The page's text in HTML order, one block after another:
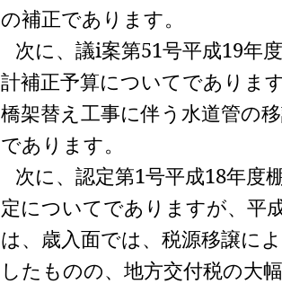
の補正であります。
次に、議i案第51号平成19年
計補正予算についてでありま
橋架替え工事に伴う水道管の
であります。
次に、認定第1号平成18年度
定についてでありますが、平
は、歳入面では、税源移譲に
したものの、地方交付税の大